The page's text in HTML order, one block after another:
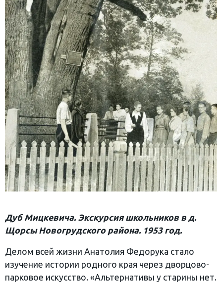
Дуб Мицкевича. Экскурсия школьников в д.
Щорсы Новогрудского района. 1953 год.
Делом всей жизни Анатолия Федорука стало
изучение истории родного края через дворцово-
парковое искусство. «Альтернативы у старины нет.